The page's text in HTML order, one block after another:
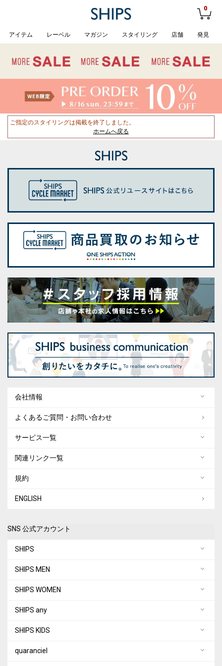
0
アイテム レーベル マガジン スタイリング 店舗 発見
ご指定のスタイリングは掲載を終了しました。
ホームへ戻る
会社情報
よくあるご質問・お問い合わせ
サービス一覧
関連リンク一覧
規約
ENGLISH
SNS 公式アカウント
SHIPS
SHIPS MEN
SHIPS WOMEN
SHIPS any
SHIPS KIDS
quaranciel